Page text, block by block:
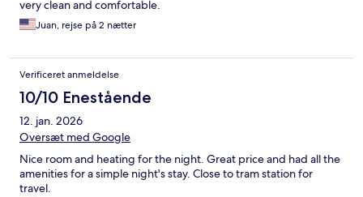
very clean and comfortable.
Juan, rejse på 2 nætter
Verificeret anmeldelse
10/10 Enestående
12. jan. 2026
Oversæt med Google
Nice room and heating for the night. Great price and had all the
amenities for a simple night's stay. Close to tram station for
travel.